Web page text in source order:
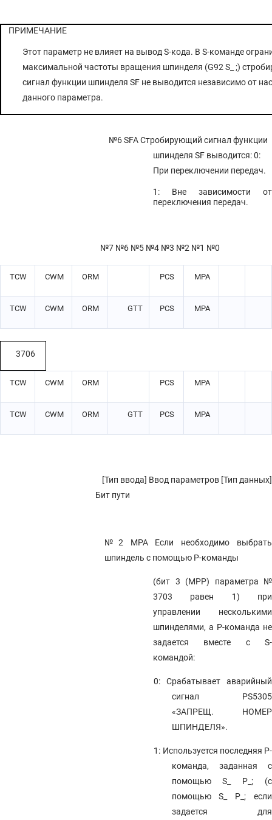
ПРИМЕЧАНИЕ
Этот параметр не влияет на вывод S-кода. В S-команде
максимальной частоты вращения шпинделя (G92 S_ ;)
сигнал функции шпинделя SF не выводится независимо от
данного параметра.
№6 SFAСтробирующий сигнал функции
шпинделя SF выводится: 0:
При переключении передач.
1: Вне зависимости от
переключения передач.
№7 №6 №5 №4 №3 №2 №1 №0
TCW CWM ORM PCS MPA
TCW CWM ORM GTT PCS MPA
3706
TCW CWM ORM PCS MPA
TCW CWM ORM GTT PCS MPA
[Тип ввода] Ввод параметров [Тип данных]
Бит пути
№2 MPA Если необходимо выбрать
шпиндель с помощью P-команды
(бит 3 (MPP) параметра №
3703 равен 1) при
управлении несколькими
шпинделями, а P-команда не
задается вместе с S-
командой:
0: Срабатывает аварийный
сигнал PS5305
«ЗАПРЕЩ. НОМЕР
ШПИНДЕЛЯ».
1: Используется последняя P-
команда, заданная с
помощью S_ P_; (с
помощью S_ P_; если
задается для